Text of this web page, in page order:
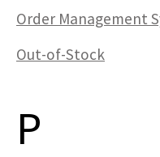
Order Management
Out-of-Stock
P